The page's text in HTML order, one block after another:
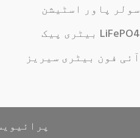
سولر پاور اسٹیشن
LiFePO4 بیٹری پیک
آئی فون بیٹری سیریز